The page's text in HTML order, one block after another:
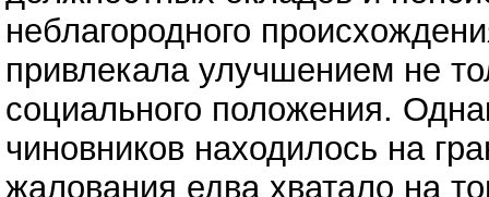
неблагородного
привлекала улучшением не
социального положения.
чиновников находилось на
жалования едва хватало на